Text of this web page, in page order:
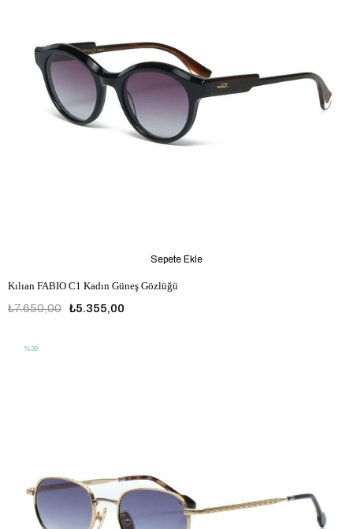
Kılıan FABIO C1 Kadın Güneş Gözlüğü
₺5.355,00
₺7.650,00
Sepete Ekle
%30